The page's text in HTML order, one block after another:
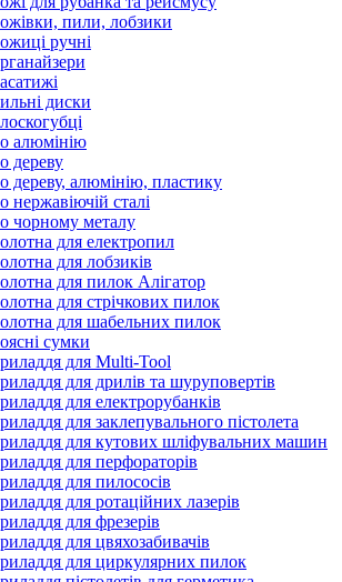
пили, лобзики
ручні
диски
алюмінію
дереву
дереву, алюмінію, пластику
нержавіючій сталі
чорному металу
для електропил
для лобзиків
для пилок Алігатор
для стрічкових пилок
для шабельних пилок
сумки
для Multi-Tool
для дрилів та шуруповертів
для електрорубанків
для заклепувального пістолета
для кутових шліфувальних машин
для перфораторів
для пилососів
для ротаційних лазерів
для фрезерів
для цвяхозабивачів
для циркулярних пилок